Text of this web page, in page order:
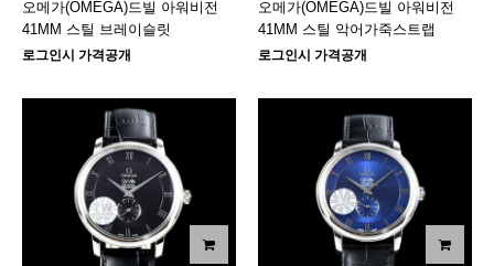
오메가(OMEGA)드빌 아워비전
41MM 스틸 브레이슬릿
로그인시 가격공개
오메가(OMEGA)드빌 아워비전
41MM 스틸 악어가죽스트랩
로그인시 가격공개